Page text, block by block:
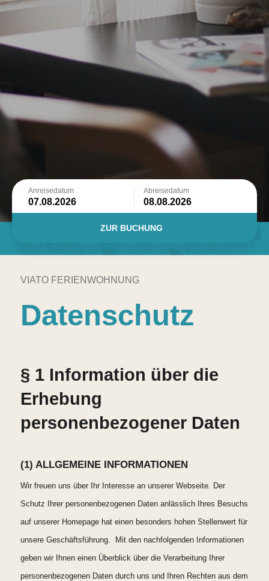
Anreisedatum Abreisedatum
ZUR BUCHUNG
VIATO FERIENWOHNUNG
Datenschutz
§ 1 Information über die
Erhebung
personenbezogener Daten
(1) ALLGEMEINE INFORMATIONEN
Wir freuen uns über Ihr Interesse an unserer Webseite. Der
Schutz Ihrer personenbezogenen Daten anlässlich Ihres Besuchs
auf unserer Homepage hat einen besonders hohen Stellenwert für
unsere Geschäftsführung. Mit den nachfolgenden Informationen
geben wir Ihnen einen Überblick über die Verarbeitung Ihrer
personenbezogenen Daten durch uns und Ihren Rechten aus dem